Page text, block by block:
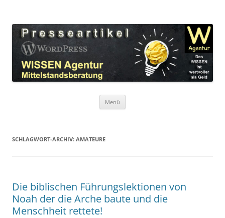
Agentur
Menü
SCHLAGWORT-ARCHIV: AMATEURE
Die biblischen Führungslektionen von
Noah der die Arche baute und die
Menschheit rettete!